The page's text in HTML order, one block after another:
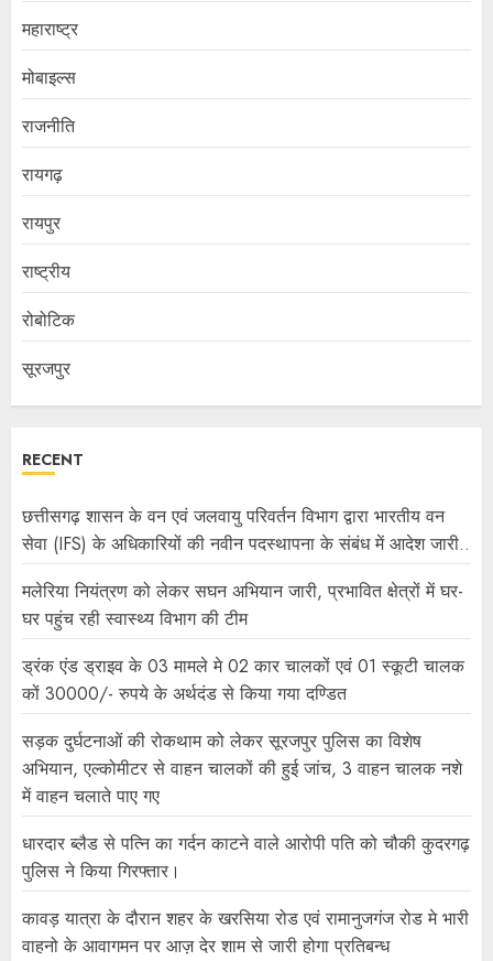
महाराष्ट्र
मोबाइल्स
राजनीति
रायगढ़
रायपुर
राष्ट्रीय
रोबोटिक
सूरजपुर
RECENT
छत्तीसगढ़ शासन के वन एवं जलवायु परिवर्तन विभाग द्वारा भारतीय वन
सेवा (IFS) के अधिकारियों की नवीन पदस्थापना के संबंध में आदेश जारी..
मलेरिया नियंत्रण को लेकर सघन अभियान जारी, प्रभावित क्षेत्रों में घर-
घर पहुंच रही स्वास्थ्य विभाग की टीम
ड्रंक एंड ड्राइव के 03 मामले मे 02 कार चालकों एवं 01 स्कूटी चालक
कों 30000/- रुपये के अर्थदंड से किया गया दण्डित
सड़क दुर्घटनाओं की रोकथाम को लेकर सूरजपुर पुलिस का विशेष
अभियान, एल्कोमीटर से वाहन चालकों की हुई जांच, 3 वाहन चालक नशे
में वाहन चलाते पाए गए
धारदार ब्लैड से पत्नि का गर्दन काटने वाले आरोपी पति को चौकी कुदरगढ़
पुलिस ने किया गिरफ्तार।
कावड़ यात्रा के दौरान शहर के खरसिया रोड एवं रामानुजगंज रोड मे भारी
वाहनो के आवागमन पर आज़ देर शाम से जारी होगा प्रतिबन्ध